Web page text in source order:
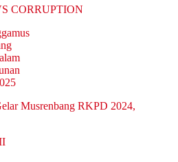
CORRUPTION
Musrenbang RKPD 2024,